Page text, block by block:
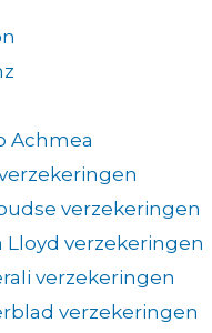
Achmea
verzekeringen
Lloyd verzekeringen
verzekeringen
verzekeringen